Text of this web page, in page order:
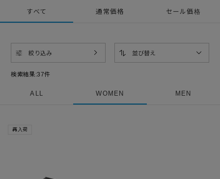
すべて 通常価格 セール価格
検索結果:37件
絞り込み 並び替え
ALL WOMEN MEN
再入荷